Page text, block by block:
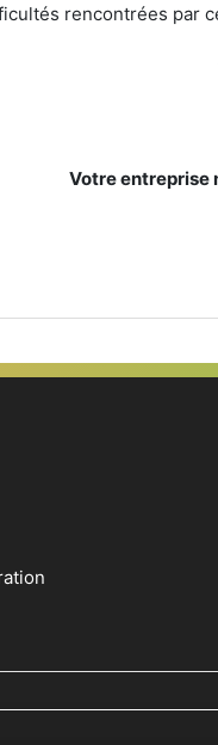
rencontrées par
Votre entreprise